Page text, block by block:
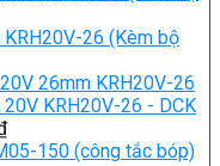
26 (Kèm bộ
KRH20V-26 - DCK